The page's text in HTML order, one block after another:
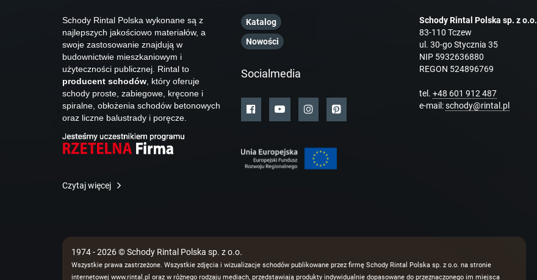
Schody Rintal Polska wykonane są z
najlepszych jakościowo materiałów, a
swoje zastosowanie znajdują w
budownictwie mieszkaniowym i
użyteczności publicznej. Rintal to
producent schodów , który oferuje
schody proste, zabiegowe, kręcone i
spiralne, obłożenia schodów betonowych
oraz liczne balustrady i poręcze.
Czytaj więcej
Katalog
Nowości
Socialmedia
Schody Rintal Polska sp. z o.o.
83-110 Tczew
ul. 30-go Stycznia 35
NIP 5932636880
REGON 524896769
tel. +48 601 912 487
e-mail:schody@rintal.pl
1974 - 2026 © Schody Rintal Polska sp. z o.o.
Wszystkie prawa zastrzeżone. Wszystkie zdjęcia i wizualizacje schodów publikowane przez firmę Schody Rintal Polska sp. z o.o. na stronie
internetowej www.rintal.pl oraz w różnego rodzaju mediach, przedstawiają produkty indywidualnie dopasowane do przeznaczonego im miejsca